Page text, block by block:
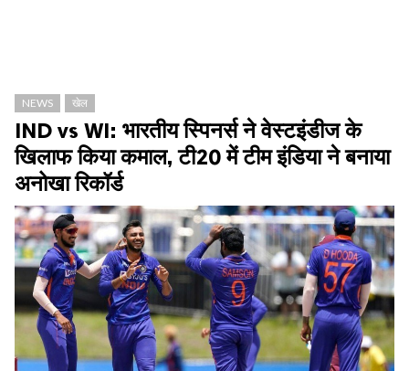
NEWS खेल
IND vs WI: भारतीय स्पिनर्स ने वेस्टइंडीज के
खिलाफ किया कमाल, टी20 में टीम इंडिया ने बनाया
अनोखा रिकॉर्ड